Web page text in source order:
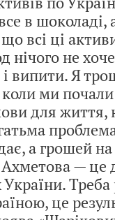
в шоколаді,
всі ці
нічого не
і випити. Я
ми
для
а грошей
— це
Треба
це